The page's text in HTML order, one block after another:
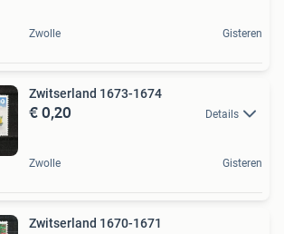
Zwolle Gisteren
Zwitserland 1673-1674
€ 0,20 Details
Zwolle Gisteren
Zwitserland 1670-1671